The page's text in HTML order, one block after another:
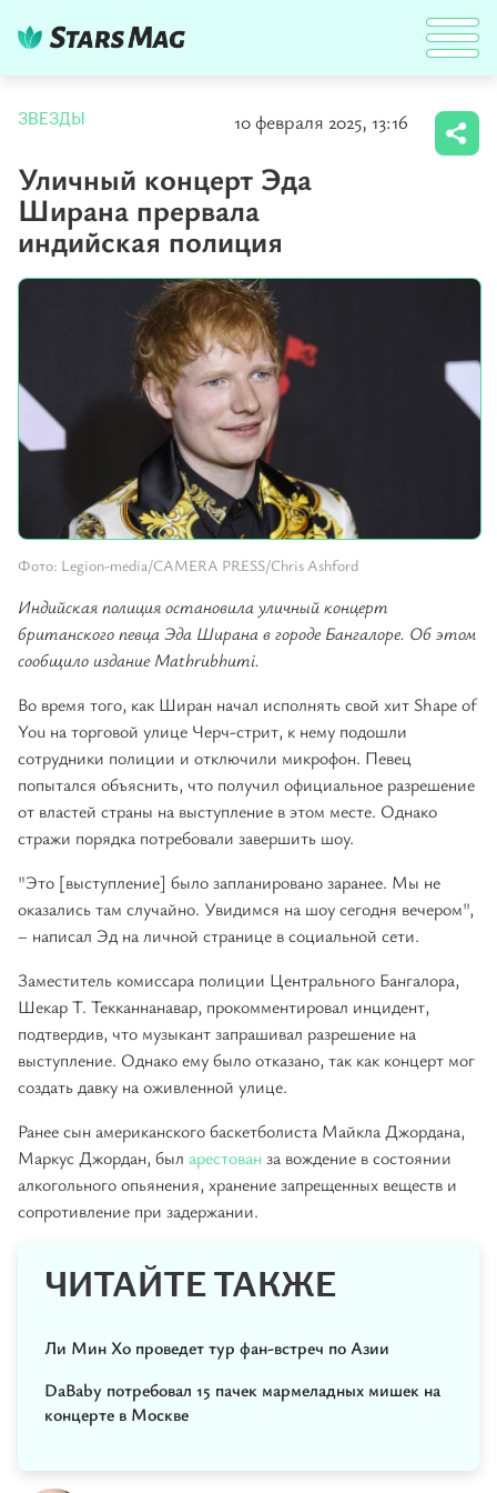
ЗВЕЗДЫ 10 февраля 2025, 13:16
Уличный концерт Эда
Ширана прервала
индийская полиция
Фото: Legion-media/CAMERA PRESS/Chris Ashford
Индийская полиция остановила уличный концерт
британского певца Эда Ширана в городе Бангалоре. Об этом
сообщило издание Mathrubhumi.
Во время того, как Ширан начал исполнять свой хит Shape of
You на торговой улице Черч-стрит, к нему подошли
сотрудники полиции и отключили микрофон. Певец
попытался объяснить, что получил официальное разрешение
от властей страны на выступление в этом месте. Однако
стражи порядка потребовали завершить шоу.
"Это [выступление] было запланировано заранее. Мы не
оказались там случайно. Увидимся на шоу сегодня вечером",
– написал Эд на личной странице в социальной сети.
Заместитель комиссара полиции Центрального Бангалора,
Шекар Т. Текканнанавар, прокомментировал инцидент,
подтвердив, что музыкант запрашивал разрешение на
выступление. Однако ему было отказано, так как концерт мог
создать давку на оживленной улице.
Ранее сын американского баскетболиста Майкла Джордана,
Маркус Джордан, был арестован за вождение в состоянии
алкогольного опьянения, хранение запрещенных веществ и
сопротивление при задержании.
ЧИТАЙТЕ ТАКЖЕ
Ли Мин Хо проведет тур фан-встреч по Азии
DaBaby потребовал 15 пачек мармеладных мишек на
концерте в Москве